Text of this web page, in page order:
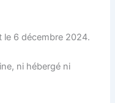
le 6 décembre 2024.
ni hébergé ni